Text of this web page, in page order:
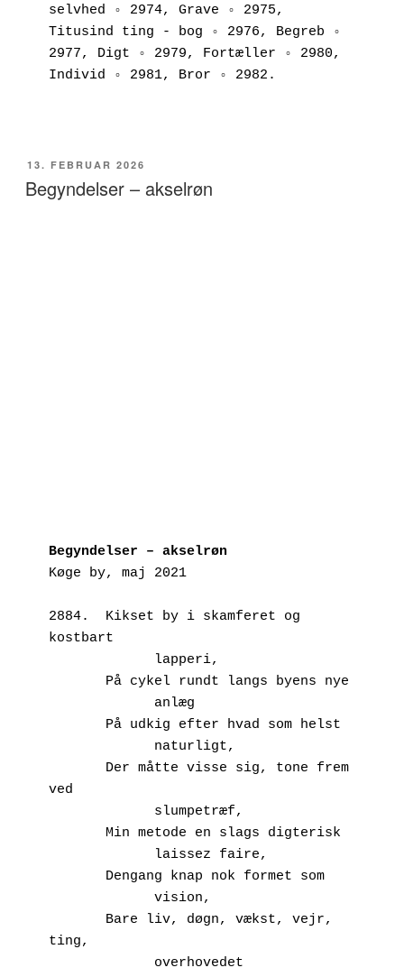
selvhed ◦ 2974, Grave ◦ 2975,
Titusind ting - bog ◦ 2976, Begreb ◦
2977, Digt ◦ 2979, Fortæller ◦ 2980,
Individ ◦ 2981, Bror ◦ 2982.
UDGIVET
DEN
13. FEBRUAR 2026
Begyndelser – akselrøn
Begyndelser – akselrøn
Køge by, maj 2021
2884.  Kikset by i skamferet og
kostbart
             lapperi,
       På cykel rundt langs byens nye
             anlæg
       På udkig efter hvad som helst
             naturligt,
ved
             slumpetræf,
       Min metode en slags digterisk
             laissez faire,
       Dengang knap nok formet som
             vision,
ting,
             overhovedet